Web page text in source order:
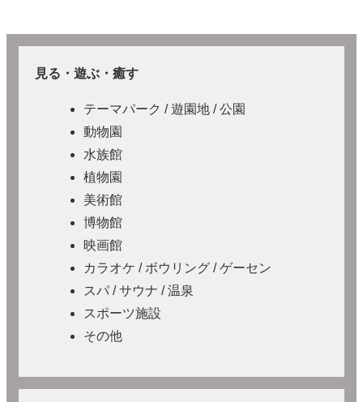
見る・遊ぶ・癒す
テーマパーク / 遊園地 / 公園
動物園
水族館
植物園
美術館
博物館
映画館
カラオケ / ボウリング / ゲーセン
スパ / サウナ / 温泉
スポーツ施設
その他